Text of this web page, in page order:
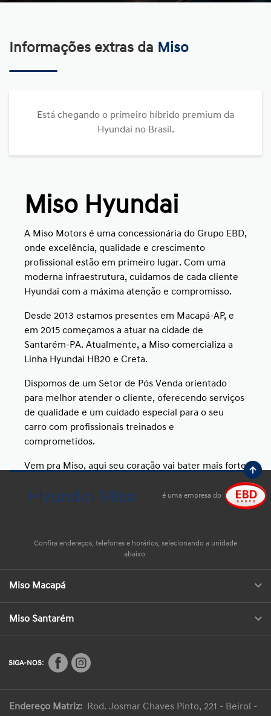
Informações extras da Miso
Está chegando o primeiro híbrido premium da
Hyundai no Brasil.
Miso Hyundai
A Miso Motors é uma concessionária do Grupo EBD,
onde excelência, qualidade e crescimento
profissional estão em primeiro lugar. Com uma
moderna infraestrutura, cuidamos de cada cliente
Hyundai com a máxima atenção e compromisso.
Desde 2013 estamos presentes em Macapá-AP, e
em 2015 começamos a atuar na cidade de
Santarém-PA. Atualmente, a Miso comercializa a
Linha Hyundai HB20 e Creta.
Dispomos de um Setor de Pós Venda orientado
para melhor atender o cliente, oferecendo serviços
de qualidade e um cuidado especial para o seu
carro com profissionais treinados e
comprometidos.
Vem pra Miso, aqui seu coração vai bater mais forte
é uma empresa do
Confira endereços, telefones e horários, selecionando a unidade
abaixo:
Miso Macapá
Miso Santarém
SIGA-NOS:
Endereço Matriz: Rod. Josmar Chaves Pinto, 221 - Beirol -